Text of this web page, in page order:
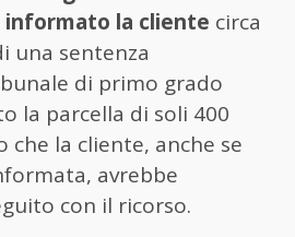
la cliente circa
una sentenza
di primo grado
la parcella di soli 400
che la cliente, anche se
avrebbe
con il ricorso.